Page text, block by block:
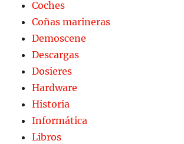
Coches
Coñas marineras
Demoscene
Descargas
Dosieres
Hardware
Historia
Informática
Libros